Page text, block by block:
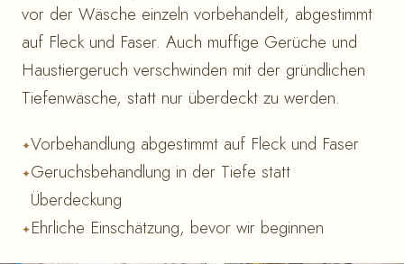
vor der Wäsche einzeln vorbehandelt, abgestimmt
auf Fleck und Faser. Auch muffige Gerüche und
Haustiergeruch verschwinden mit der gründlichen
Tiefenwäsche, statt nur überdeckt zu werden.
Vorbehandlung abgestimmt auf Fleck und Faser
Geruchsbehandlung in der Tiefe statt
Überdeckung
Ehrliche Einschätzung, bevor wir beginnen